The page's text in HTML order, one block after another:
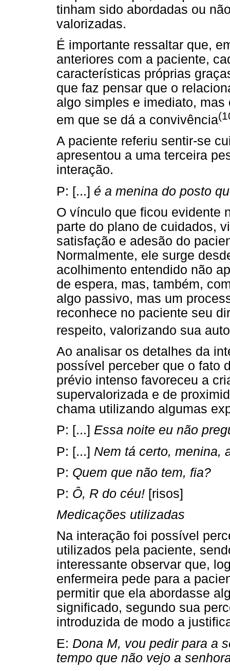
tinham sido abordadas ou
valorizadas.
É importante ressaltar que,
anteriores com a paciente,
características próprias
que faz pensar que o
algo simples e imediato,
em que se dá a convivência
A paciente referiu sentir-se
apresentou a uma terceira
interação.
P: [...] é a menina do posto
O vínculo que ficou evidente
parte do plano de cuidados,
satisfação e adesão do
Normalmente, ele surge
acolhimento entendido não
de espera, mas, também,
algo passivo, mas um
reconhece no paciente seu
respeito, valorizando sua
Ao analisar os detalhes da
possível perceber que o fato
prévio intenso favoreceu a
supervalorizada e de
chama utilizando algumas
P: [...] Essa noite eu não
P: [...] Nem tá certo, menina,
P: Quem que não tem, fia?
P: Ô, R do céu! [risos]
Medicações utilizadas
Na interação foi possível
utilizados pela paciente,
interessante observar que,
enfermeira pede para a
permitir que ela abordasse
significado, segundo sua
introduzida de modo a
E: Dona M, vou pedir para a
tempo que não vejo a